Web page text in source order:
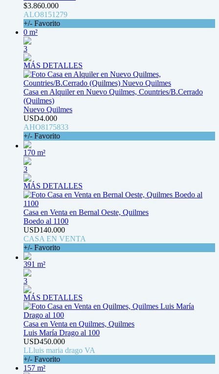
$3.860.000
ALO8151279
+/- Favorito
0 m²
3
MÁS DETALLES
Casa en Alquiler en Nuevo Quilmes, Countries/B.Cerrado
(Quilmes)
Nuevo Quilmes
USD4.000
AHO8175833
+/- Favorito
170 m²
3
MÁS DETALLES
Casa en Venta en Bernal Oeste, Quilmes
Boedo al 1100
USD140.000
CASA EN VENTA
+/- Favorito
391 m²
3
MÁS DETALLES
Casa en Venta en Quilmes, Quilmes
Luis María Drago al 100
USD450.000
LLluis maria drago VA
+/- Favorito
157 m²